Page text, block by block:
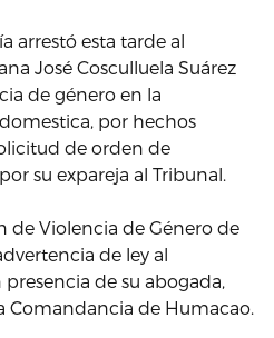
arrestó esta tarde al
José Cosculluela Suárez
de género en la
por hechos
de orden de
su expareja al Tribunal.
de Violencia de Género de
de ley al
de su abogada,
Comandancia de Humacao.